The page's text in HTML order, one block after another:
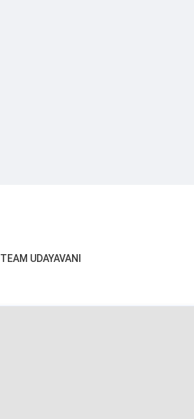
TEAM UDAYAVANI